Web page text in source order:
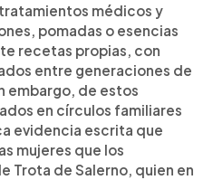
médicos y
pomadas o esencias
recetas propias, con
entre generaciones de
embargo, de estos
en círculos familiares
evidencia escrita que
mujeres que los
Trota de Salerno, quien en